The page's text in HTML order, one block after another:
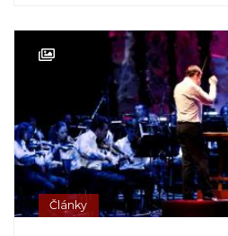
Články